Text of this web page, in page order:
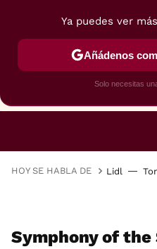
RESTAURANTES
HOY SE HABLA DE Lidl
Symphony of the
Ya puedes ver
Añádenos
Solo necesitas